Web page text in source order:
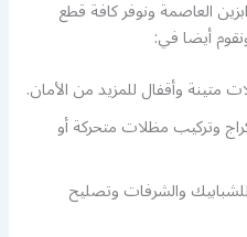
العاصمة ونوفر كافة قطع
أيضا في:
متينة وأقفال للمزيد من الأمان.
وتركيب مظلات متحركة أو
والشرفات وتصليح